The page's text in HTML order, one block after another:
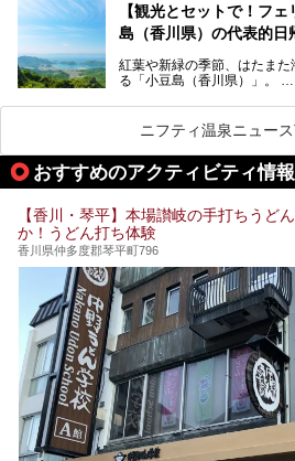
そんな国営讃岐まんのう公
つご紹介しますね。
設を紹介します。
ぜひ香川県に住んでいる方や
サウナ施設を行ってみましょ
【観光とセットで！フ
島（香川県）の代表的日
紅葉や新緑の季節、はたま
る「小豆島（香川県）」。
1周すると82kmもあること
たく風景がちがいます。
この記事では西・東・中間
表する３つの大人気温泉をご
ュー！お楽しみに。
ニフティ温泉ニュー
おすすめのアクティビティ情報
【香川・琴平】本場讃岐の手打ちうど
か！うどん打ち体験
香川県仲多度郡琴平町796